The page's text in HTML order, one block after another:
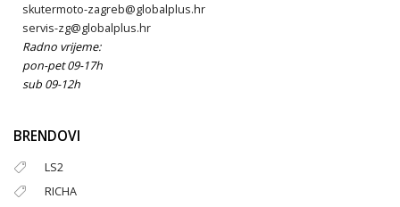
skutermoto-zagreb@globalplus.hr
servis-zg@globalplus.hr
Radno vrijeme:
pon-pet 09-17h
sub 09-12h
BRENDOVI
LS2
RICHA